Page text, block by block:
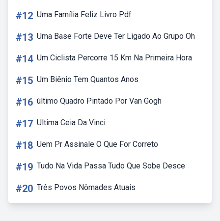
#12 Uma Família Feliz Livro Pdf
#13 Uma Base Forte Deve Ter Ligado Ao Grupo Oh
#14 Um Ciclista Percorre 15 Km Na Primeira Hora
#15 Um Biênio Tem Quantos Anos
#16 último Quadro Pintado Por Van Gogh
#17 Ultima Ceia Da Vinci
#18 Uem Pr Assinale O Que For Correto
#19 Tudo Na Vida Passa Tudo Que Sobe Desce
#20 Três Povos Nômades Atuais